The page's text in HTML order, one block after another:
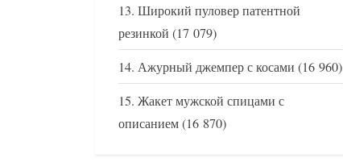
Широкий пуловер патентной
резинкой (17 079)
Ажурный джемпер с косами (16 960)
Жакет мужской спицами с
описанием(16 870)